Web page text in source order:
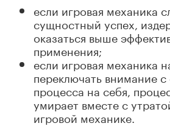
если игровая механика
сущностный успех,
оказаться выше
применения;
если игровая механика
переключать внимание
процесса на себя,
умирает вместе с
игровой механике.